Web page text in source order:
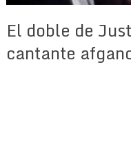
El doble de
cantante